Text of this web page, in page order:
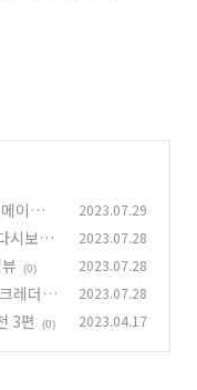
이션,
2023.07.29
시보기 2023.07.28
(0) 2023.07.28
레더블
2023.07.28
3편 (0) 2023.04.17